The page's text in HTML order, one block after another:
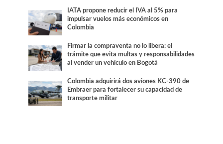
IATA propone reducir el IVA al 5% para
impulsar vuelos más económicos en
Colombia
Firmar la compraventa no lo libera: el
trámite que evita multas y responsabilidades
al vender un vehículo en Bogotá
Colombia adquirirá dos aviones KC-390 de
Embraer para fortalecer su capacidad de
transporte militar